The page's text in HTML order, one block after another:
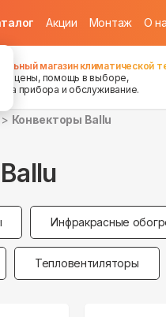
Акции Монтаж О
магазин климатической
цены, помощь в выборе,
прибора и обслуживание.
Конвекторы Ballu
Инфракрасные
Тепловентиляторы